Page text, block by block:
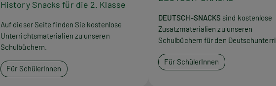
History Snacks für die 2. Klasse
Auf dieser Seite finden Sie kostenlose
Unterrichtsmaterialien zu unseren
Schulbüchern.
Für SchülerInnen
DEUTSCH-SNACKS sind kostenlose
Zusatzmaterialien zu unseren
Schulbüchern für den Deutschunterri
Für SchülerInnen